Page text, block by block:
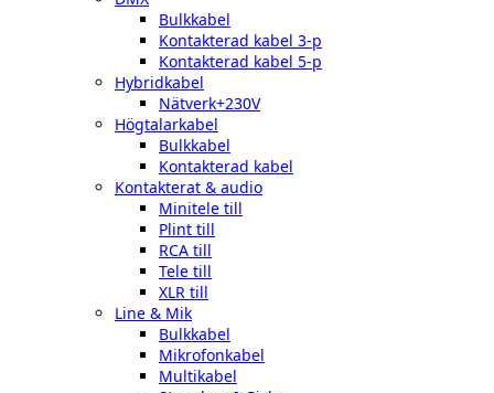
Bulkkabel
Kontakterad kabel 3-p
Kontakterad kabel 5-p
Hybridkabel
Nätverk+230V
Högtalarkabel
Bulkkabel
Kontakterad kabel
Kontakterat & audio
Minitele till
Plint till
RCA till
Tele till
XLR till
Line & Mik
Bulkkabel
Mikrofonkabel
Multikabel